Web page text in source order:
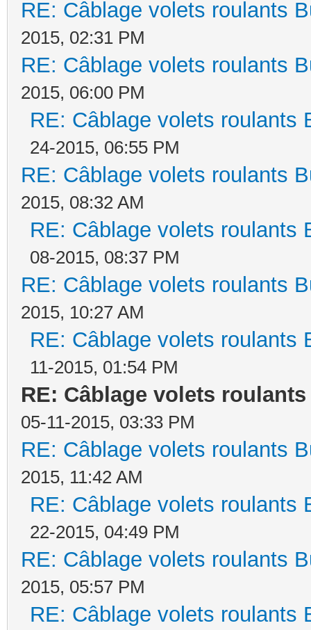
RE: Câblage volets roulants
2015, 02:31 PM
RE: Câblage volets roulants
2015, 06:00 PM
RE: Câblage volets roulants
24-2015, 06:55 PM
RE: Câblage volets roulants
2015, 08:32 AM
RE: Câblage volets roulants
08-2015, 08:37 PM
RE: Câblage volets roulants
2015, 10:27 AM
RE: Câblage volets roulants
11-2015, 01:54 PM
RE: Câblage volets
05-11-2015, 03:33 PM
RE: Câblage volets roulants
2015, 11:42 AM
RE: Câblage volets roulants
22-2015, 04:49 PM
RE: Câblage volets roulants
2015, 05:57 PM
RE: Câblage volets roulants